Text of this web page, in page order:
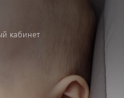
кабинет